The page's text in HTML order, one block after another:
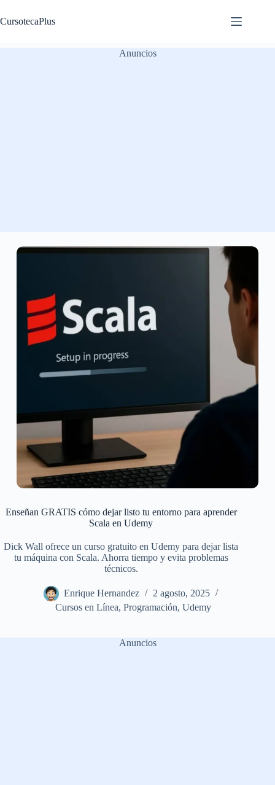
al
contenido
CursotecaPlus
Anuncios
Enseñan GRATIS cómo dejar listo tu entorno para aprender
Scala en Udemy
Dick Wall ofrece un curso gratuito en Udemy para dejar lista
tu máquina con Scala. Ahorra tiempo y evita problemas
técnicos.
Enrique Hernandez
2 agosto, 2025
Cursos en Línea,Programación,Udemy
Anuncios